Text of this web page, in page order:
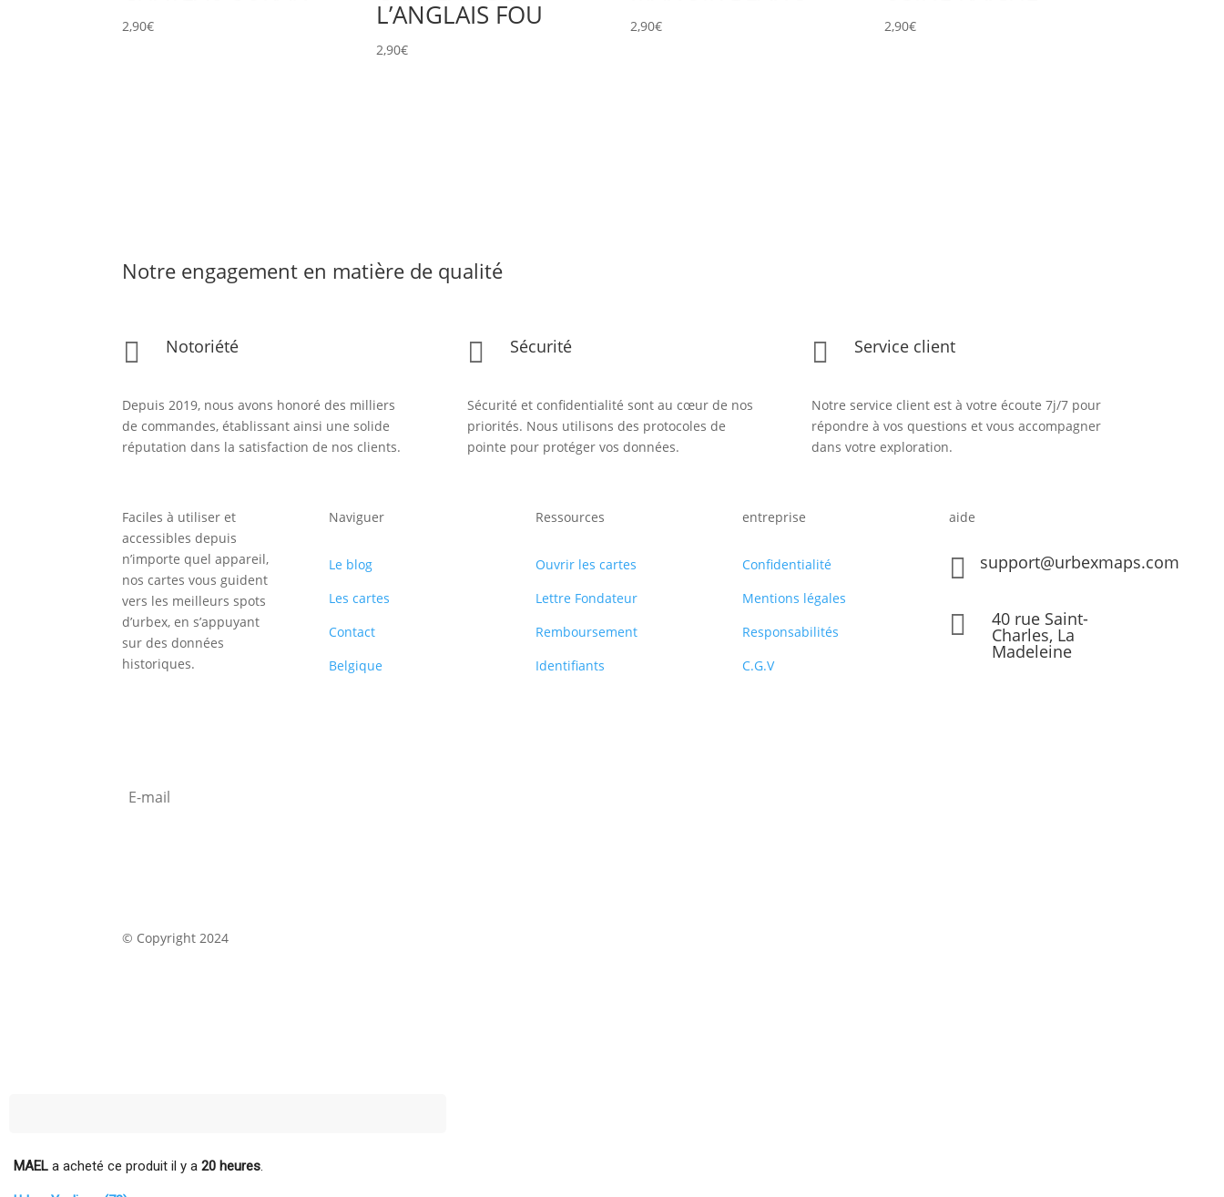
2,90€ L’ANGLAIS FOU
2,90€
2,90€ 2,90€
Notre engagement en matière de qualité
 Notoriété
Depuis 2019, nous avons honoré des milliers
de commandes, établissant ainsi une solide
réputation dans la satisfaction de nos clients.
 Sécurité
Sécurité et confidentialité sont au cœur de nos
priorités. Nous utilisons des protocoles de
pointe pour protéger vos données.
 Service client
Notre service client est à votre écoute 7j/7 pour
répondre à vos questions et vous accompagner
dans votre exploration.
Faciles à utiliser et
accessibles depuis
n’importe quel appareil,
nos cartes vous guident
vers les meilleurs spots
d’urbex, en s’appuyant
sur des données
historiques.
Naviguer
Le blog
Les cartes
Contact
Belgique
Ressources
Ouvrir les cartes
Lettre Fondateur
Remboursement
Identifiants
entreprise
Confidentialité
Mentions légales
Responsabilités
C.G.V
aide
 support@urbexmaps.com
 40 rue Saint-
Charles, La
Madeleine
© Copyright 2024
MAEL a acheté ce produit il y a 20 heures.